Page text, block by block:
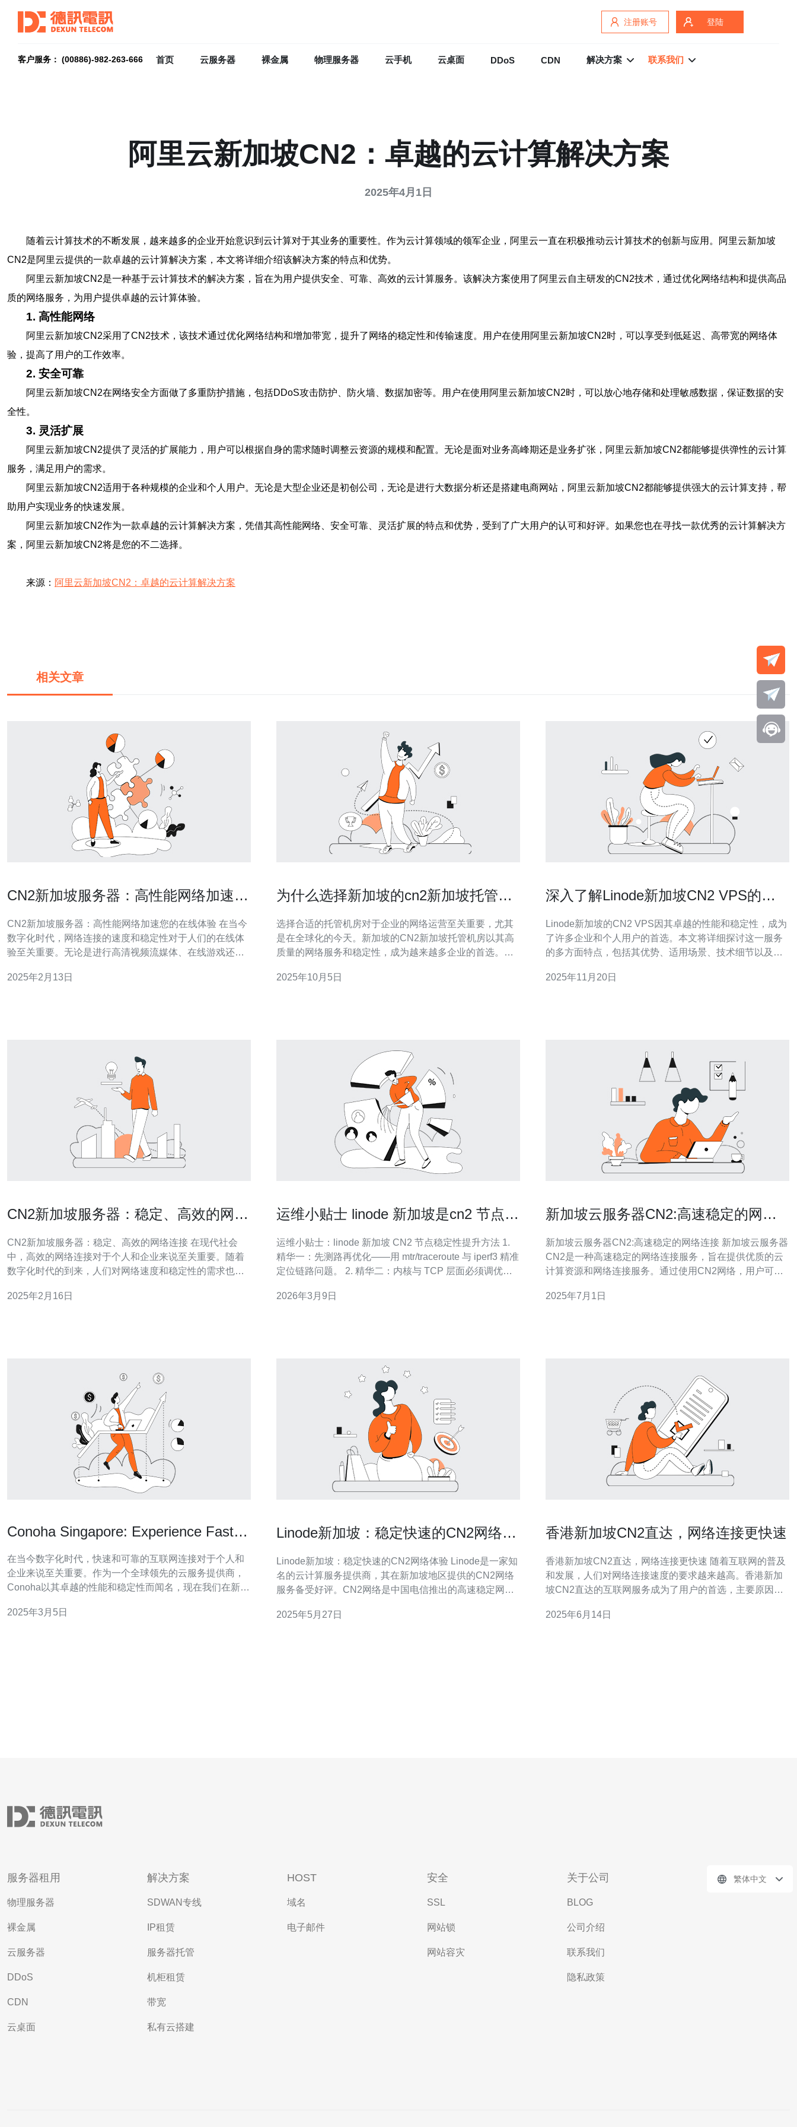
注册账号 登陆
客户服务： (00886)-982-263-666 首页 云服务器 裸金属 物理服务器 云手机 云桌面 DDoS CDN 解决方案 联系我们
阿里云新加坡CN2：卓越的云计算解决方案
2025年4月1日
随着云计算技术的不断发展，越来越多的企业开始意识到云计算对于其业务的重要性。作为云计算领域的领军企业，阿里云一直在积极推动云计算技术的创新与应用。阿里云新加坡
CN2是阿里云提供的一款卓越的云计算解决方案，本文将详细介绍该解决方案的特点和优势。
阿里云新加坡CN2是一种基于云计算技术的解决方案，旨在为用户提供安全、可靠、高效的云计算服务。该解决方案使用了阿里云自主研发的CN2技术，通过优化网络结构和提供高品
质的网络服务，为用户提供卓越的云计算体验。
1. 高性能网络
阿里云新加坡CN2采用了CN2技术，该技术通过优化网络结构和增加带宽，提升了网络的稳定性和传输速度。用户在使用阿里云新加坡CN2时，可以享受到低延迟、高带宽的网络体
验，提高了用户的工作效率。
2. 安全可靠
阿里云新加坡CN2在网络安全方面做了多重防护措施，包括DDoS攻击防护、防火墙、数据加密等。用户在使用阿里云新加坡CN2时，可以放心地存储和处理敏感数据，保证数据的安
全性。
3. 灵活扩展
阿里云新加坡CN2提供了灵活的扩展能力，用户可以根据自身的需求随时调整云资源的规模和配置。无论是面对业务高峰期还是业务扩张，阿里云新加坡CN2都能够提供弹性的云计算
服务，满足用户的需求。
阿里云新加坡CN2适用于各种规模的企业和个人用户。无论是大型企业还是初创公司，无论是进行大数据分析还是搭建电商网站，阿里云新加坡CN2都能够提供强大的云计算支持，帮
助用户实现业务的快速发展。
阿里云新加坡CN2作为一款卓越的云计算解决方案，凭借其高性能网络、安全可靠、灵活扩展的特点和优势，受到了广大用户的认可和好评。如果您也在寻找一款优秀的云计算解决方
案，阿里云新加坡CN2将是您的不二选择。
来源： 阿里云新加坡CN2：卓越的云计算解决方案
相关文章
CN2新加坡服务器：高性能网络加速您
CN2新加坡服务器：高性能网络加速您的在线体验 在当今
数字化时代，网络连接的速度和稳定性对于人们的在线体
验至关重要。无论是进行高清视频流媒体、在线游戏还是
的质量。CN2新加坡服务器是一个提供高性能网络加速的
2025年2月13日
为什么选择新加坡的cn2新加坡托管机
选择合适的托管机房对于企业的网络运营至关重要，尤其
是在全球化的今天。新加坡的CN2新加坡托管机房以其高
质量的网络服务和稳定性，成为越来越多企业的首选。本
么新加坡被视为数据中心的理想地点？ 新加坡位于东南亚
2025年10月5日
深入了解Linode新加坡CN2 VPS的特
Linode新加坡的CN2 VPS因其卓越的性能和稳定性，成为
了许多企业和个人用户的首选。本文将详细探讨这一服务
的多方面特点，包括其优势、适用场景、技术细节以及选
2025年11月20日
CN2新加坡服务器：稳定、高效的网络
CN2新加坡服务器：稳定、高效的网络连接 在现代社会
中，高效的网络连接对于个人和企业来说至关重要。随着
数字化时代的到来，人们对网络速度和稳定性的需求也越
生。本文将介绍CN2新加坡服务器的特点以及其在网络连
2025年2月16日
运维小贴士 linode 新加坡是cn2 节点稳
运维小贴士：linode 新加坡 CN2 节点稳定性提升方法 1.
精华一：先测路再优化——用 mtr/traceroute 与 iperf3 精准
定位链路问题。 2. 精华二：内核与 TCP 层面必须调优
2026年3月9日
新加坡云服务器CN2:高速稳定的网络
新加坡云服务器CN2:高速稳定的网络连接 新加坡云服务器
CN2是一种高速稳定的网络连接服务，旨在提供优质的云
计算资源和网络连接服务。通过使用CN2网络，用户可以
和安全性。 新加坡云服务器CN2具有以下优势： 高速稳定
2025年7月1日
Conoha Singapore: Experience Faster
CN2
在当今数字化时代，快速和可靠的互联网连接对于个人和
企业来说至关重要。作为一个全球领先的云服务提供商，
Conoha以其卓越的性能和稳定性而闻名，现在我们在新加
的连接体验。 CN2连接是一种基于中国电信的全球私有网
2025年3月5日
Linode新加坡：稳定快速的CN2网络体
Linode新加坡：稳定快速的CN2网络体验 Linode是一家知
名的云计算服务提供商，其在新加坡地区提供的CN2网络
服务备受好评。CN2网络是中国电信推出的高速稳定网
验。在Linode新加坡的服务器上使用CN2网络，用户可以
2025年5月27日
香港新加坡CN2直达，网络连接更快速
香港新加坡CN2直达，网络连接更快速 随着互联网的普及
和发展，人们对网络连接速度的要求越来越高。香港新加
坡CN2直达的互联网服务成为了用户的首选，主要原因在
2025年6月14日
服务器租用
物理服务器
裸金属
云服务器
DDoS
CDN
云桌面
解决方案
SDWAN专线
IP租赁
服务器托管
机柜租赁
带宽
私有云搭建
HOST
域名
电子邮件
安全
SSL
网站锁
网站容灾
关于公司
BLOG
公司介绍
联系我们
隐私政策
繁体中文